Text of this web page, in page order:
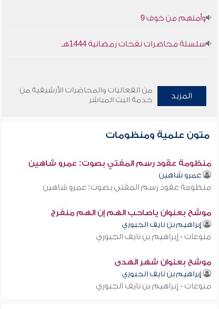
وأمنهم من خوف 9
سلسلة محاضرات نفحات رمضانية 1444هـ
المزيد
من الفعاليات والمحاضرات الأرشيفية من
خدمة البث المباشر
متون علمية ومنظومات
منظومة عقود رسم المفتي بصوت: عمرو شاهين
عمرو شاهين
منظومة عقود رسم المفتي بصوت: عمرو شاهين
موشح بعنوان ياصاحب الهم إن الهم منفرج
إبراهيم بن نايف الجبوري
منوعات - إبراهيم بن نايف الجبوري
موشح بعنوان شهر الهدى
إبراهيم بن نايف الجبوري
منوعات - إبراهيم بن نايف الجبوري